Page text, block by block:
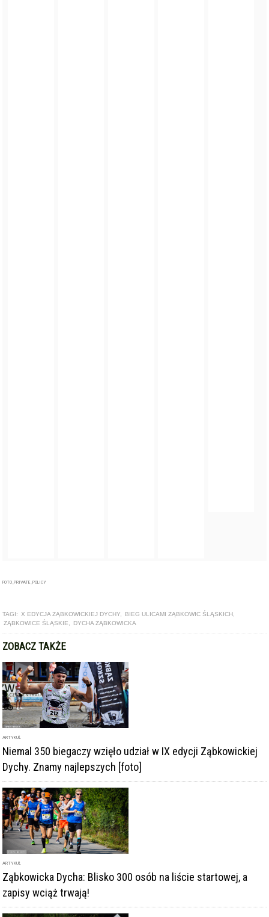
TAGI:X EDYCJA ZĄBKOWICKIEJ DYCHY,BIEG ULICAMI ZĄBKOWIC ŚLĄSKICH
ZĄBKOWICE ŚLĄSKIE, DYCHA ZĄBKOWICKA
ZOBACZ TAKŻE
Niemal 350 biegaczy wzięło udział w IX edycji Ząbkowickiej
Dychy. Znamy najlepszych [foto]